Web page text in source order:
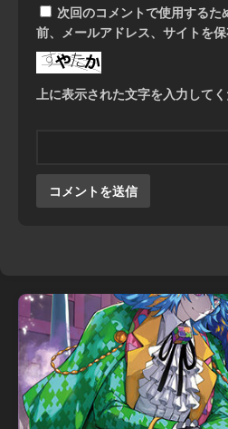
次回のコメントで使用するた
前、メールアドレス、サイトを保
上に表示された文字を入力してく